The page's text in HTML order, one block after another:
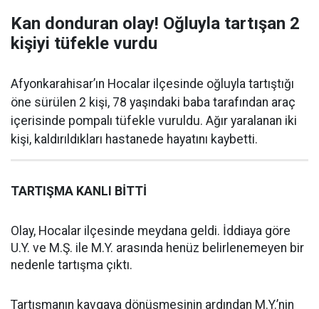
Kan donduran olay! Oğluyla tartışan 2
kişiyi tüfekle vurdu
Afyonkarahisar’ın Hocalar ilçesinde oğluyla tartıştığı
öne sürülen 2 kişi, 78 yaşındaki baba tarafından araç
içerisinde pompalı tüfekle vuruldu. Ağır yaralanan iki
kişi, kaldırıldıkları hastanede hayatını kaybetti.
TARTIŞMA KANLI BİTTİ
Olay, Hocalar ilçesinde meydana geldi. İddiaya göre
U.Y. ve M.Ş. ile M.Y. arasında henüz belirlenemeyen bir
nedenle tartışma çıktı.
Tartışmanın kavgaya dönüşmesinin ardından M.Y.’nin